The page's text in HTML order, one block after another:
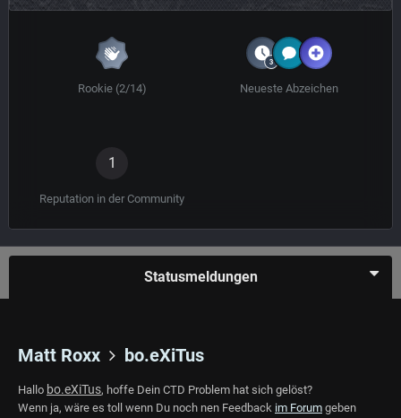
Rookie (2/14) Neueste Abzeichen
1
Reputation in der Community
Statusmeldungen
Matt Roxx bo.eXiTus
Hallo bo.eXiTus, hoffe Dein CTD Problem hat sich gelöst?
Wenn ja, wäre es toll wenn Du noch nen Feedback im Forum geben